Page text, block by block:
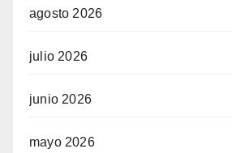
agosto 2026
julio 2026
junio 2026
mayo 2026